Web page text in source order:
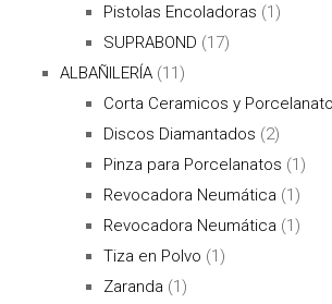
Pistolas Encoladoras (1)
SUPRABOND (17)
ALBAÑILERÍA (11)
Corta Ceramicos y
Discos Diamantados (2)
Pinza para Porcelanatos (1)
Revocadora Neumática (1)
Revocadora Neumática (1)
Tiza en Polvo (1)
Zaranda (1)